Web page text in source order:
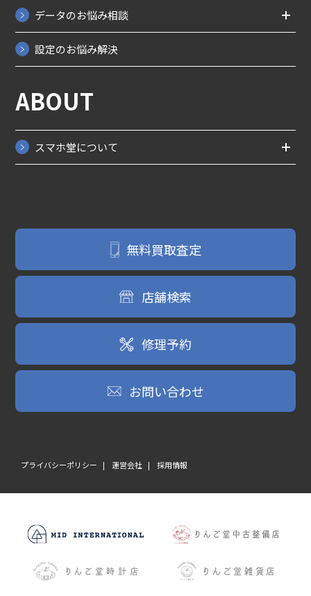
ABOUT
スマホ堂について
データのお悩み相談
設定のお悩み解決
無料買取査定
店舗検索
修理予約
お問い合わせ
プライバシーポリシー 運営会社 採用情報